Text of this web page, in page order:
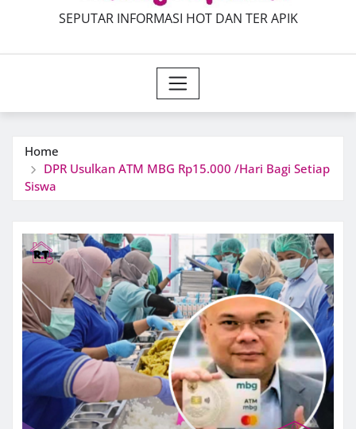
SEPUTAR INFORMASI HOT DAN TER APIK
Home
DPR Usulkan ATM MBG Rp15.000 /Hari Bagi Setiap
Siswa